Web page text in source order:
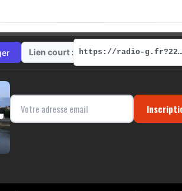
Lien court : https://radio-g.fr?22091